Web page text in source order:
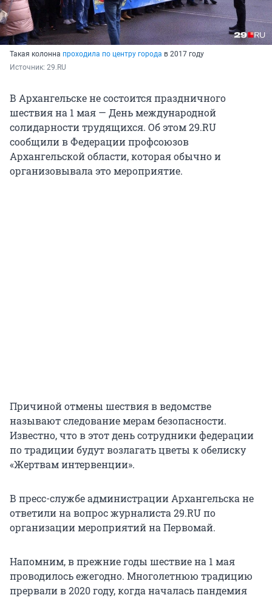
Такая колонна проходила по центру города в 2017 году
Источник: 29.RU
В Архангельске не состоится праздничного
шествия на 1 мая — День международной
солидарности трудящихся. Об этом 29.RU
сообщили в Федерации профсоюзов
Архангельской области, которая обычно и
организовывала это мероприятие.
Причиной отмены шествия в ведомстве
называют следование мерам безопасности.
Известно, что в этот день сотрудники федерации
по традиции будут возлагать цветы к обелиску
«Жертвам интервенции».
В пресс-службе администрации Архангельска не
ответили на вопрос журналиста 29.RU по
организации мероприятий на Первомай.
Напомним, в прежние годы шествие на 1 мая
проводилось ежегодно. Многолетнюю традицию
прервали в 2020 году, когда началась пандемия